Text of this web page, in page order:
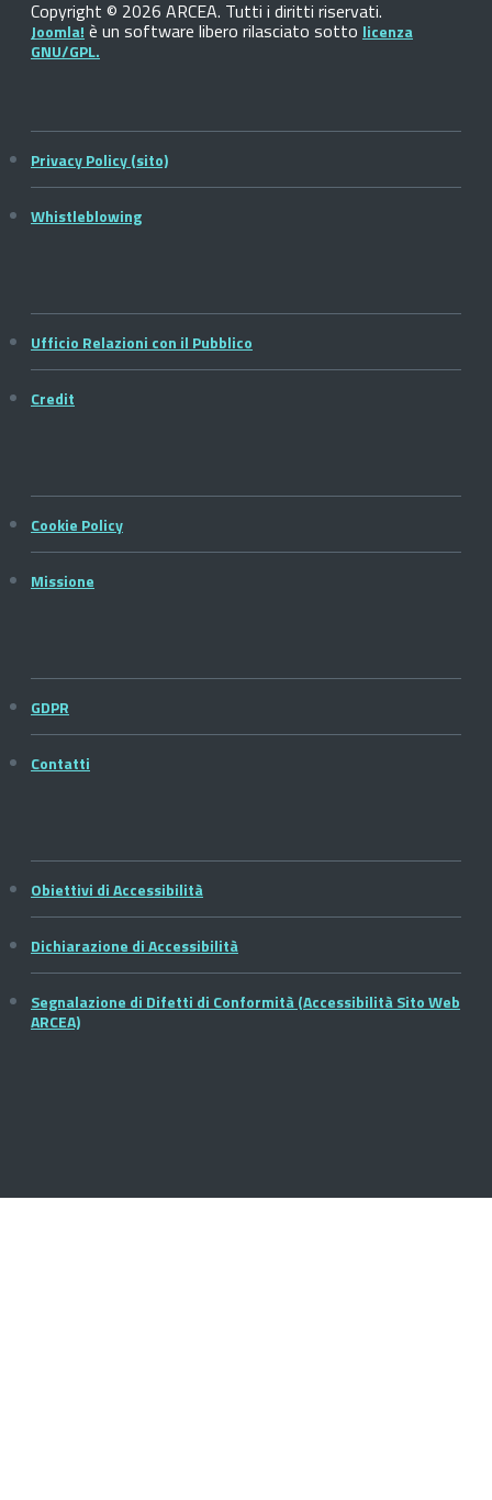
Copyright © 2026 ARCEA. Tutti i diritti riservati.
Joomla! è un software libero rilasciato sotto licenza
GNU/GPL.
Privacy Policy (sito)
Whistleblowing
Ufficio Relazioni con il Pubblico
Credit
Cookie Policy
Missione
GDPR
Contatti
Obiettivi di Accessibilità
Dichiarazione di Accessibilità
Segnalazione di Difetti di Conformità (Accessibilità Sito Web
ARCEA)